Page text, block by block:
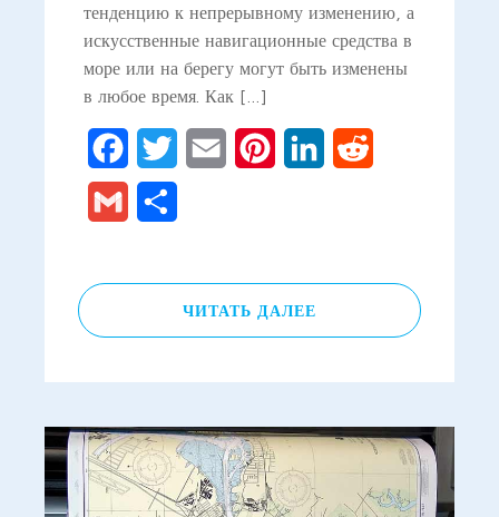
тенденцию к непрерывному изменению, а
искусственные навигационные средства в
море или на берегу могут быть изменены
в любое время. Как […]
FacebookTwitter Email PinterestLinkedIn
Gmail
ЧИТАТЬ ДАЛЕЕ